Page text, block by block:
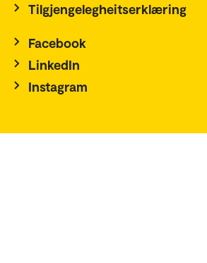
Tilgjengelegheitserklæring
Facebook
LinkedIn
Instagram